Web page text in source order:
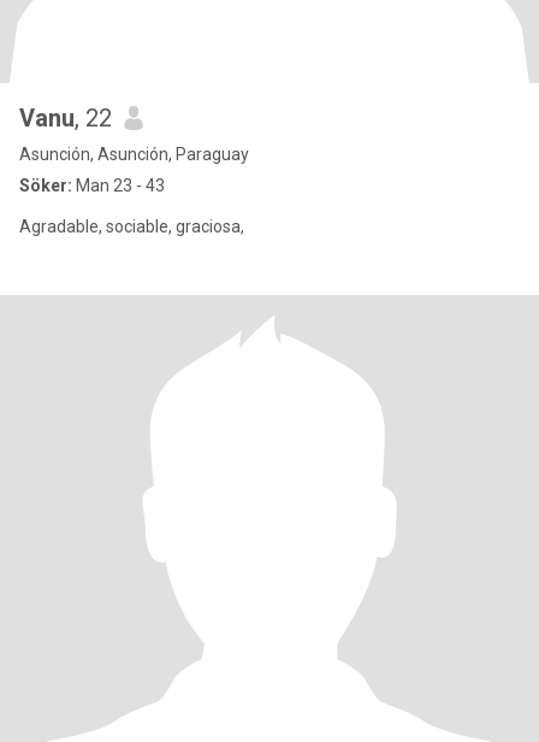
Vanu, 22
Asunción, Asunción, Paraguay
Söker: Man 23 - 43
Agradable, sociable, graciosa,